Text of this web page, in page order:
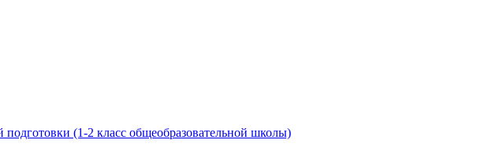
(1-2 класс общеобразовательной школы)